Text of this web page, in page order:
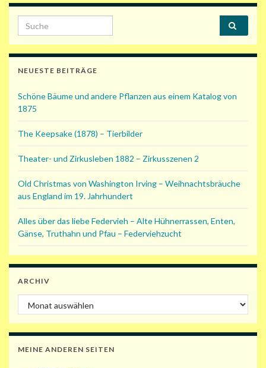
Search for:
NEUESTE BEITRÄGE
Schöne Bäume und andere Pflanzen aus einem Katalog von
1875
The Keepsake (1878) – Tierbilder
Theater- und Zirkusleben 1882 – Zirkusszenen 2
Old Christmas von Washington Irving – Weihnachtsbräuche
aus England im 19. Jahrhundert
Alles über das liebe Federvieh – Alte Hühnerrassen, Enten,
Gänse, Truthahn und Pfau – Federviehzucht
ARCHIV
Archiv
MEINE ANDEREN SEITEN